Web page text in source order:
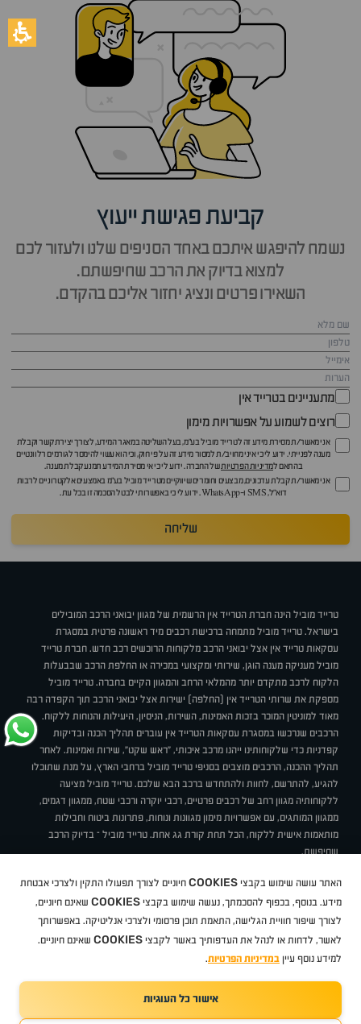
קביעת פגישת ייעוץ
נשמח להיפגש איתכם באחד הסניפים שלנו ולעזור לכם
למצוא בדיוק את הרכב שחיפשתם.
השאירו פרטים ונציג יחזור אליכם בהקדם.
מתעניינים בטרייד אין
רוצים לשמוע על אפשרויות מימון
אני מאשר/ת מסירת מידע זה לטרייד מוביל בע"מ, בעל השליטה במאגר המידע, לצורך יצירת קשר וקבלת
מענה לפנייתי. ידוע לי כי איני מחויב/ת למסור מידע זה על פי חוק, וכי הוא עשוי להימסר לגורמים רלוונטיים
בהתאם למדיניות הפרטיותשל החברה. ידוע לי כי אי מסירת המידע תמנע קבלת מענה.
אני מאשר/ת קבלת עדכונים, מבצעים וחומרים שיווקיים מטרייד מוביל בע"מ באמצעים אלקטרוניים לרבות
דוא״ל, SMS ו-WhatsApp. ידוע לי כי באפשרותי לבטל הסכמה זו בכל עת.
שליחה
טרייד מוביל הינה חברת הטרייד אין הרשמית של מגוון יבואני הרכב המובילים
בישראל. טרייד מוביל מתמחה ברכישת רכבים מיד ראשונה פרטית במסגרת
עסקאות טרייד אין אצל יבואני הרכב מלקוחות הרוכשים רכב חדש. חברת טרייד
מוביל מעניקה מענה הוגן, שירותי ומקצועי במכירה או החלפת הרכב שבבעלות
הלקוח לרכב מתקדם יותר מהמלאי הרחב והמגוון הקיים בחברה. טרייד מוביל
מספקת את שרותי הטרייד אין (החלפה) ישירות אצל יבואני הרכב תוך הקפדה רבה
מאוד למוניטין המוכר בזכות האמינות, השירות, הניסיון, היעילות והנוחות ללקוח.
הרכבים שנרכשו במסגרת עסקאות הטרייד אין עוברים תהליך הכנה ובדיקות
קפדניות כדי שלקוחותינו ייהנו מרכב איכותי, "ראש שקט", שירות ואמינות. לאחר
תהליך ההכנה, הרכבים מוצבים בסניפי טרייד מוביל ברחבי הארץ, על מנת שתוכלו
להגיע, להתרשם, לחוות ולהתחדש ברכב הבא שלכם. טרייד מוביל מציעה
ללקוחותיה מגוון רחב של רכבים פרטיים, רכבי יוקרה ורכבי שטח, ממגוון דגמים,
ממגוון המותגים, עם אפשרויות מימון מגוונות ונוחות, פתרונות ביטוח וחבילות
מותאמות אישית ללקוח, הכל תחת קורת גג אחת. טרייד מוביל – בדיוק הרכב
שחיפשת.
תקנוןBUY BACKמבצעיםמגזין טרייד מובילאיך זה עובד? דרושים
ניהול העדפות עוגיות
סיטרואן אופלפיג'וMG
Geelyמזדהבי ווי דיצ'רי טסלהניסאןטויוטהדאצ'יהפולקסווגןטסלה
ב מ וולקסוסאאודיסקודהיונדאירנושברולט
TradeMobile instagram
TradeMobile facebook
האתר עושה שימוש בקבצי COOKIES חיוניים לצורך תפעולו התקין ולצרכי אבטחת
מידע. בנוסף, בכפוף להסכמתך, נעשה שימוש בקבצי COOKIES שאינם חיוניים,
לצורך שיפור חוויית הגלישה, התאמת תוכן פרסומי ולצרכי אנליטיקה. באפשרותך
לאשר, לדחות או לנהל את העדפותיך באשר לקבצי COOKIES שאינם חיוניים.
למידע נוסף עיין במדיניות הפרטיות.
אישור כל העוגיות